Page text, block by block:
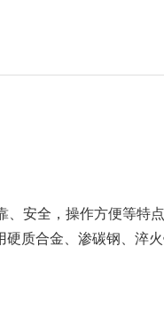
安全，操作方便等特
质合金、渗碳钢、淬